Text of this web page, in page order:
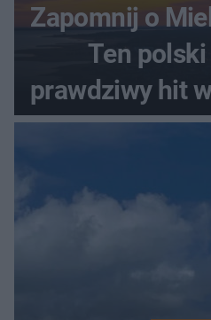
Zapomnij o
Ten
prawdziwy hit